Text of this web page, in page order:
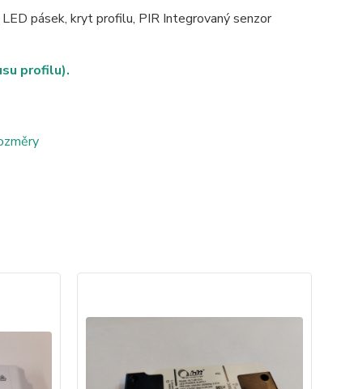
pásek, kryt profilu, PIR Integrovaný senzor
profilu).